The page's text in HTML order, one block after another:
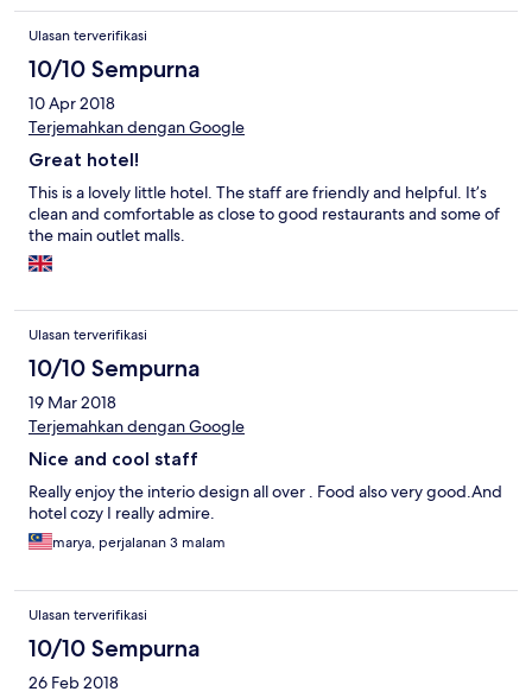
Ulasan terverifikasi
10/10 Sempurna
10 Apr 2018
Terjemahkan dengan Google
Great hotel!
This is a lovely little hotel. The staff are friendly and helpful. It’s
clean and comfortable as close to good restaurants and some of
the main outlet malls.
Ulasan terverifikasi
10/10 Sempurna
19 Mar 2018
Terjemahkan dengan Google
Nice and cool staff
Really enjoy the interio design all over . Food also very good.And
hotel cozy I really admire.
marya, perjalanan 3 malam
Ulasan terverifikasi
10/10 Sempurna
26 Feb 2018